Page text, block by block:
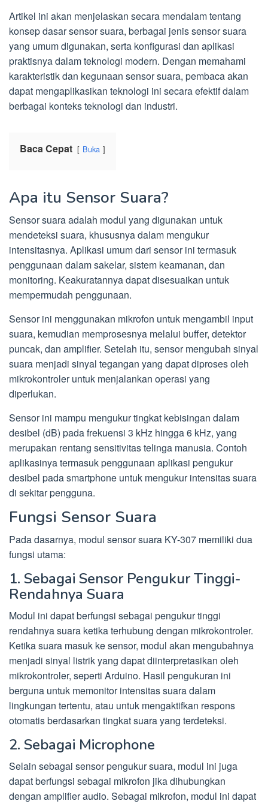
Artikel ini akan menjelaskan secara mendalam tentang
konsep dasar sensor suara, berbagai jenis sensor suara
yang umum digunakan, serta konfigurasi dan aplikasi
praktisnya dalam teknologi modern. Dengan memahami
karakteristik dan kegunaan sensor suara, pembaca akan
dapat mengaplikasikan teknologi ini secara efektif dalam
berbagai konteks teknologi dan industri.
Baca Cepat Buka
Apa itu Sensor Suara?
Sensor suara adalah modul yang digunakan untuk
mendeteksi suara, khususnya dalam mengukur
intensitasnya. Aplikasi umum dari sensor ini termasuk
penggunaan dalam sakelar, sistem keamanan, dan
monitoring. Keakuratannya dapat disesuaikan untuk
mempermudah penggunaan.
Sensor ini menggunakan mikrofon untuk mengambil input
suara, kemudian memprosesnya melalui buffer, detektor
puncak, dan amplifier. Setelah itu, sensor mengubah sinyal
suara menjadi sinyal tegangan yang dapat diproses oleh
mikrokontroler untuk menjalankan operasi yang
diperlukan.
Sensor ini mampu mengukur tingkat kebisingan dalam
desibel (dB) pada frekuensi 3 kHz hingga 6 kHz, yang
merupakan rentang sensitivitas telinga manusia. Contoh
aplikasinya termasuk penggunaan aplikasi pengukur
desibel pada smartphone untuk mengukur intensitas suara
di sekitar pengguna.
Fungsi Sensor Suara
Pada dasarnya, modul sensor suara KY-307 memiliki dua
fungsi utama:
1. Sebagai Sensor Pengukur Tinggi-
Rendahnya Suara
Modul ini dapat berfungsi sebagai pengukur tinggi
rendahnya suara ketika terhubung dengan mikrokontroler.
Ketika suara masuk ke sensor, modul akan mengubahnya
menjadi sinyal listrik yang dapat diinterpretasikan oleh
mikrokontroler, seperti Arduino. Hasil pengukuran ini
berguna untuk memonitor intensitas suara dalam
lingkungan tertentu, atau untuk mengaktifkan respons
otomatis berdasarkan tingkat suara yang terdeteksi.
2. Sebagai Microphone
Selain sebagai sensor pengukur suara, modul ini juga
dapat berfungsi sebagai mikrofon jika dihubungkan
dengan amplifier audio. Sebagai mikrofon, modul ini dapat